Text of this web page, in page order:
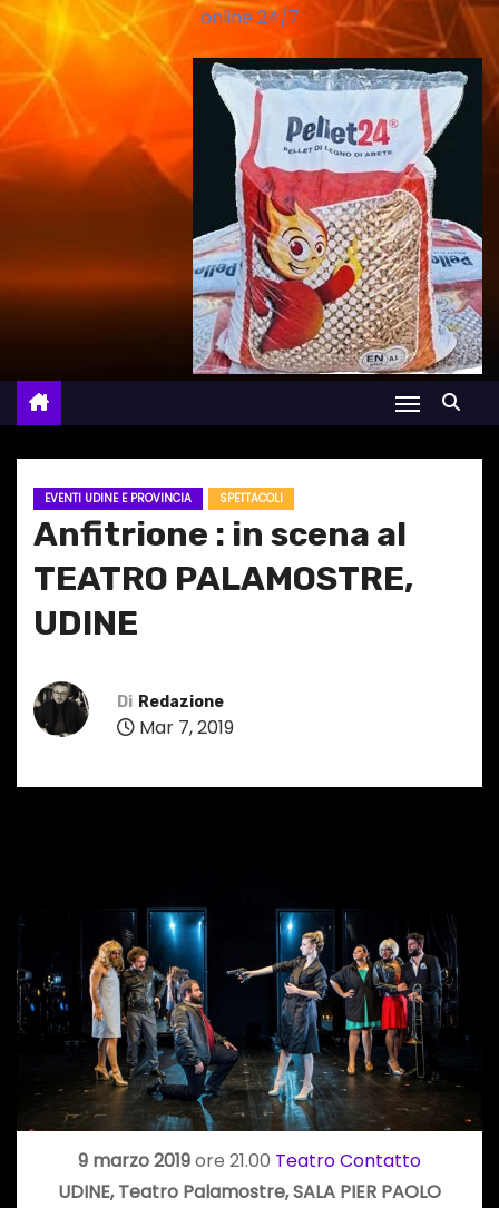
online 24/7
EVENTI UDINE E PROVINCIA SPETTACOLI
Anfitrione : in scena al
TEATRO PALAMOSTRE,
UDINE
Di Redazione
Mar 7, 2019
9 marzo 2019ore 21.00 Teatro Contatto
UDINE, Teatro Palamostre, SALA PIER PAOLO